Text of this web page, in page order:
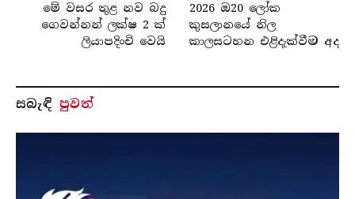
මේ වසර තුළ නව බදු
ගෙවන්නන් ලක්ෂ 2 ක්
ලියාපදිංචි වෙයි
2026 ඔ20 ලෝක
කුසලානයේ නිල
කාලසටහන එළිදැක්වීම අද
සබැ​ඳි පුවත්